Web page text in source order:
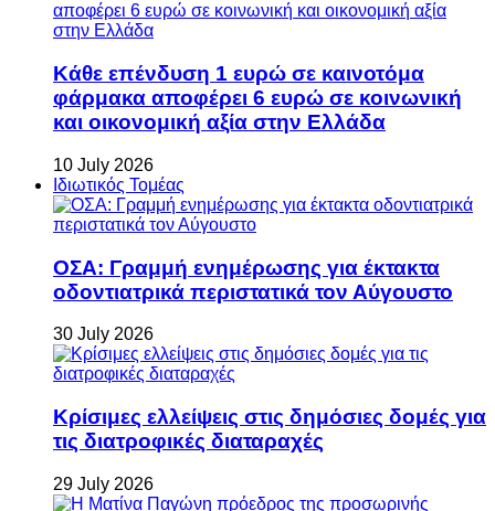
Κάθε επένδυση 1 ευρώ σε καινοτόμα
φάρμακα αποφέρει 6 ευρώ σε κοινωνική
και οικονομική αξία στην Ελλάδα
10 July 2026
Ιδιωτικός Τομέας
ΟΣΑ: Γραμμή ενημέρωσης για έκτακτα
οδοντιατρικά περιστατικά τον Αύγουστο
30 July 2026
Κρίσιμες ελλείψεις στις δημόσιες δομές για
τις διατροφικές διαταραχές
29 July 2026